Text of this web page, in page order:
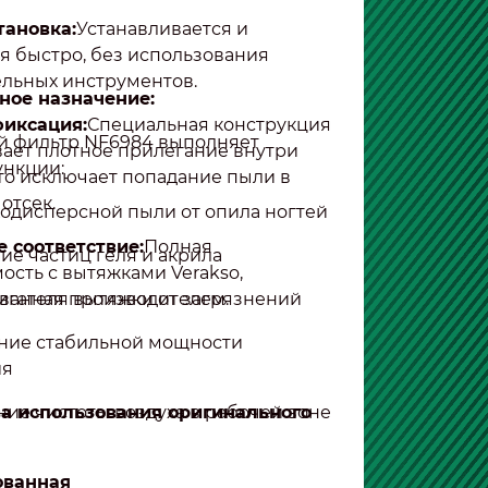
Устанавливается и
быстро, без использования
инструментов.
Специальная конструкция
плотное прилегание внутри
исключает попадание пыли в
соответствие:Полная
с вытяжками Verakso,
производителем.
назначение:
фильтр NF6984 выполняет
пыли от опила ногтей
частиц геля и акрила
вытяжки от загрязнений
стабильной мощности
чистоты воздуха в рабочей зоне
использования оригинального